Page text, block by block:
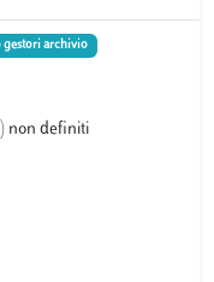
gestori archivio
non definiti